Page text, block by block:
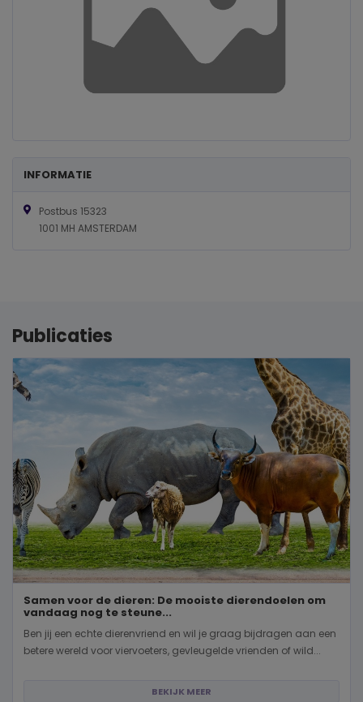
INFORMATIE
Postbus 15323
1001 MH AMSTERDAM
Publicaties
Samen voor de dieren: De mooiste dierendoelen om
vandaag nog te steune...
Ben jij een echte dierenvriend en wil je graag bijdragen aan een
betere wereld voor viervoeters, gevleugelde vrienden of wild...
BEKIJK MEER